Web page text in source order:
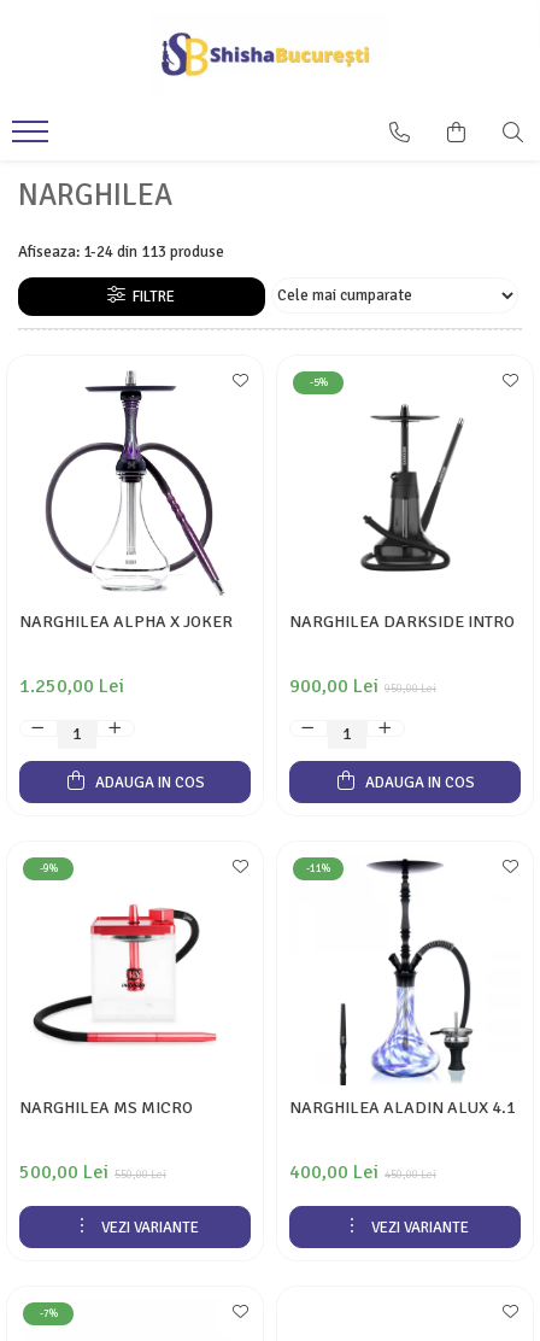
NARGHILEA
Afiseaza: 1-24din 113 produse
FILTRE
NARGHILEA ALPHA X JOKER
1.250,00 Lei
ADAUGA IN COS
-5%
NARGHILEA DARKSIDE INTRO
950,00 Lei
900,00 Lei
ADAUGA IN COS
-9%
NARGHILEA MS MICRO
550,00 Lei
500,00 Lei
VEZI VARIANTE
-11%
NARGHILEA ALADIN ALUX 4.1
450,00 Lei
400,00 Lei
VEZI VARIANTE
-7%